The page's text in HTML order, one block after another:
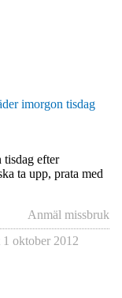
imorgon tisdag
tisdag efter
ta upp, prata med
Anmäl missbruk
1 oktober 2012